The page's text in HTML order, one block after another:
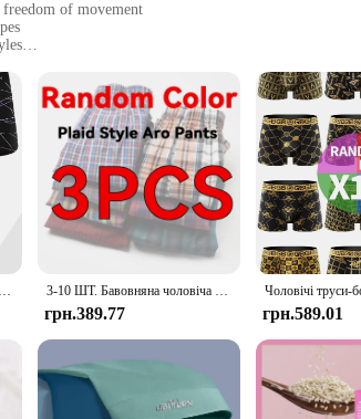
of movement
of comfort and functionality. Designed with an
breathable cotton blend material wicks away
protective underwear sets are designed to meet
extra protection. The large size accommodates
convenience. The easy-to-use design allows for
purchase, making it an excellent option for
getting a product that is both durable and designed
Чоловіча нижня білизна з 4 предметів, зручні, м’які та модні інтимні боксери з повсякденним принтом, спортивні та дихаючі боксери 3-10 ШТ. Бавовняна чоловіча нижня білизна Боксери великого розміру Чоловічі штани Aro Піжами Штани зі стрілками для сну М’які шорти Шорти-боксери з чистої бавовни
грн.389.77 грн.589.01